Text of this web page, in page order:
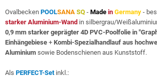
Ovalbecken POOLSANA SQ - Made in Germany -
starker Aluminium-Wand in silbergrau/
0,9 mm starker geprägter 4D PVC-Poolfolie in
Einhängebiese + Kombi-Spezialhandlauf aus
Aluminium sowie Bodenschienen aus Kunststoff.
Als PERFECT-Setinkl.: